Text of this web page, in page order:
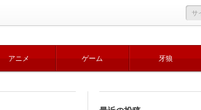
アニメ ゲーム 牙狼